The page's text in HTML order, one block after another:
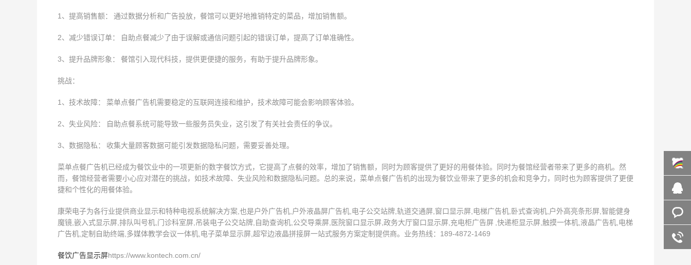
1、提高销售额： 通过数据分析和广告投放，餐馆可以更好地推销特定的菜品，增加销售额。
2、减少错误订单： 自助点餐减少了由于误解或通信问题引起的错误订单，提高了订单准确性。
3、提升品牌形象： 餐馆引入现代科技，提供更便捷的服务，有助于提升品牌形象。
挑战：
1、技术故障： 菜单点餐广告机需要稳定的互联网连接和维护，技术故障可能会影响顾客体验。
2、失业风险： 自助点餐系统可能导致一些服务员失业，这引发了有关社会责任的争议。
3、数据隐私： 收集大量顾客数据可能引发数据隐私问题，需要妥善处理。
菜单点餐广告机已经成为餐饮业中的一项更新的数字餐饮方式，它提高了点餐的效率，增加了销售额，同时为顾客提供了更好的用餐体验。同时为餐馆经营者带来了更多的商机。然
而，餐馆经营者需要小心应对潜在的挑战，如技术故障、失业风险和数据隐私问题。总的来说，菜单点餐广告机的出现为餐饮业带来了更多的机会和竞争力，同时也为顾客提供了更便
捷和个性化的用餐体验。
康荣电子为各行业提供商业显示和特种电视系统解决方案,也是户外广告机,户外液晶屏广告机,电子公交站牌,轨道交通屏,窗口显示屏,电梯广告机,卧式查询机,户外高亮条形屏,智能健身
魔镜,嵌入式显示屏,排队叫号机,门诊科室屏,吊装电子公交站牌,自助查询机,公交导乘屏,医院窗口显示屏,政务大厅窗口显示屏,充电柜广告屏 ,快递柜显示屏,触摸一体机,液晶广告机,电梯
广告机,定制自助终端,多媒体教学会议一体机,电子菜单显示屏,超窄边液晶拼接屏一站式服务方案定制提供商。业务热线：189-4872-1469
餐饮广告显示屏https://www.kontech.com.cn/
百度商
在线咨
客服咨